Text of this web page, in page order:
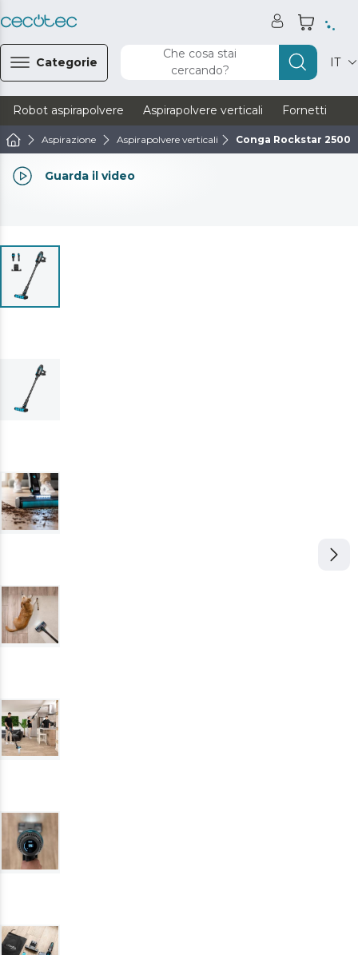
Categorie
Che cosa stai
cercando?
IT
Robot aspirapolvere Aspirapolvere verticali Fornetti
Aspirazione Aspirapolvere verticali Conga Rockstar 2500
Guarda il video